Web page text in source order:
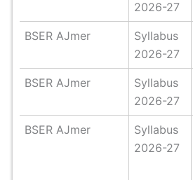
2026-27
BSER AJmer
Syllabus
2026-27
BSER AJmer
Syllabus
2026-27
BSER AJmer
Syllabus
2026-27